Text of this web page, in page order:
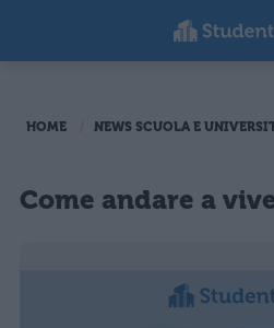
HOME NEWS SCUOLA E
Come andare a